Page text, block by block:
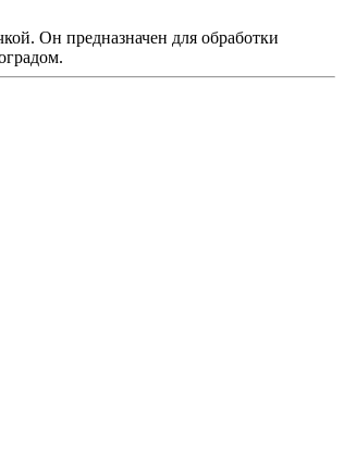
Он предназначен для обработки